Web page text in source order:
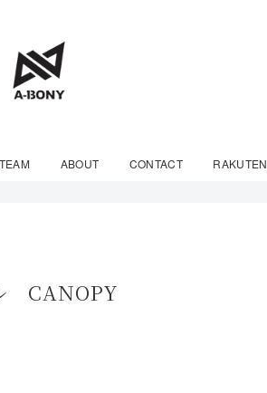
TEAM ABOUT CONTACT RAKUTEN
CANOPY